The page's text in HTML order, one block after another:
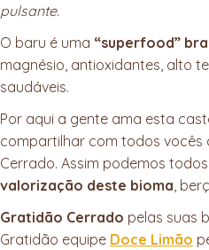
pulsante.
O baru é uma “superfood”
magnésio, antioxidantes, alto
saudáveis.
Por aqui a gente ama esta
compartilhar com todos vocês
Cerrado. Assim podemos
valorização deste bioma,
Gratidão Cerrado pelas suas
Gratidão equipe Doce Limão